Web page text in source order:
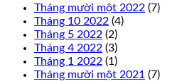
Tháng mười một 2022 (7)
Tháng 10 2022 (4)
Tháng 5 2022 (2)
Tháng 4 2022 (3)
Tháng 1 2022 (1)
Tháng mười một 2021 (7)